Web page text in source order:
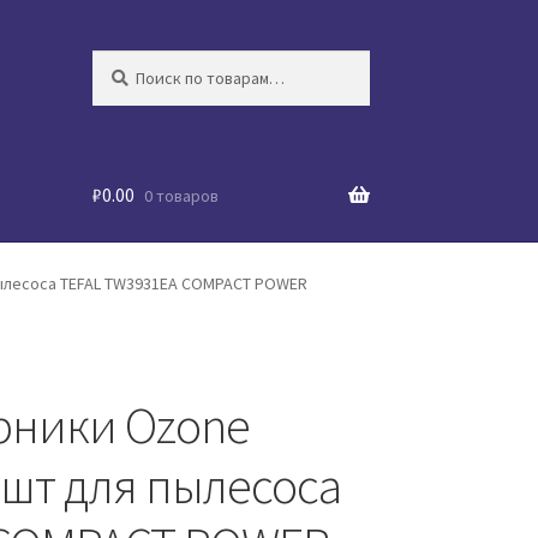
₽0.00 0 товаров
TEFAL TW3931EA COMPACT POWER
Ozone
для пылесоса